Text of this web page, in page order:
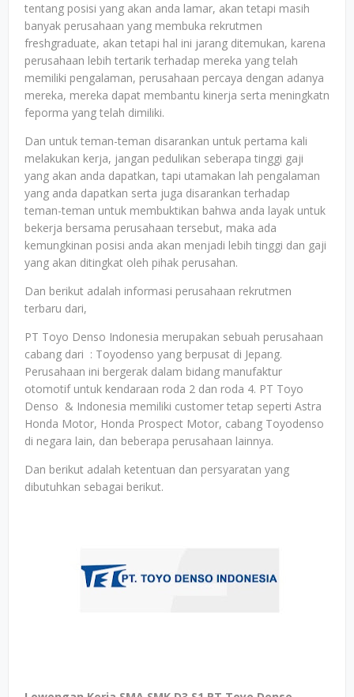
tentang posisi yang akan anda lamar, akan tetapi masih
banyak perusahaan yang membuka rekrutmen
freshgraduate, akan tetapi hal ini jarang ditemukan, karena
perusahaan lebih tertarik terhadap mereka yang telah
memiliki pengalaman, perusahaan percaya dengan adanya
mereka, mereka dapat membantu kinerja serta meningkatn
feporma yang telah dimiliki.
Dan untuk teman-teman disarankan untuk pertama kali
melakukan kerja, jangan pedulikan seberapa tinggi gaji
yang akan anda dapatkan, tapi utamakan lah pengalaman
yang anda dapatkan serta juga disarankan terhadap
teman-teman untuk membuktikan bahwa anda layak untuk
bekerja bersama perusahaan tersebut, maka ada
kemungkinan posisi anda akan menjadi lebih tinggi dan gaji
yang akan ditingkat oleh pihak perusahan.
Dan berikut adalah informasi perusahaan rekrutmen
terbaru dari,
PT Toyo Denso Indonesia merupakan sebuah perusahaan
cabang dari : Toyodenso yang berpusat di Jepang.
Perusahaan ini bergerak dalam bidang manufaktur
otomotif untuk kendaraan roda 2 dan roda 4. PT Toyo
Denso & Indonesia memiliki customer tetap seperti Astra
Honda Motor, Honda Prospect Motor, cabang Toyodenso
di negara lain, dan beberapa perusahaan lainnya.
Dan berikut adalah ketentuan dan persyaratan yang
dibutuhkan sebagai berikut.